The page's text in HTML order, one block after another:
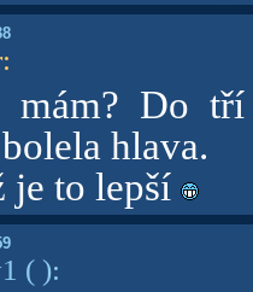
:
mám? Do
hlava.
je to lepší
( ):